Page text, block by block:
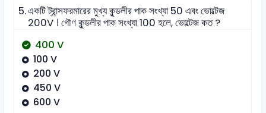
5.একটি ট্রান্সফরমারের মুখ্য কুন্ডলীর পাক সংখ্যা 50 এবং ভোল্টেজ
200V । গৌণ কুন্ডলীর পাক সংখ্যা 100 হলে, ভোল্টেজ কত ?
400 V
100 V
200 V
450 V
600 V